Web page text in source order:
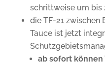
schrittweise um bis
die TF-21
Tauce ist jetzt
ab sofort